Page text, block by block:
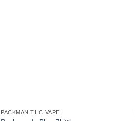
PACKMAN THC VAPE